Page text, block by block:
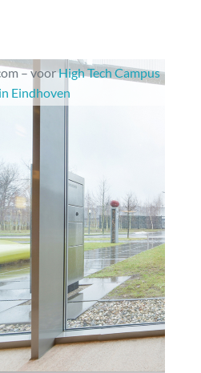
– voorHigh Tech Campus
Eindhoven